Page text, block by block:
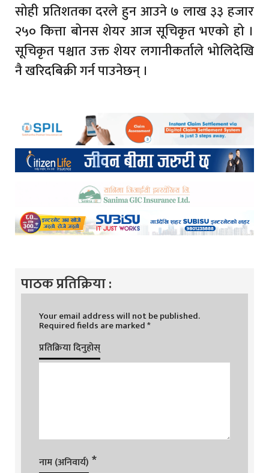
सोही प्रतिशतका दरले हुन आउने ७ लाख ३३ हजार
२५० कित्ता बोनस शेयर आज सूचिकृत भएको हो ।
सूचिकृत पश्चात उक्त शेयर लगानीकर्ताले भोलिदेखि
नै खरिदबिक्री गर्न पाउनेछन् ।
पाठक प्रतिक्रिया :
Your email address will not be published.
Required fields are marked*
प्रतिक्रिया दिनुहोस्
नाम (अनिवार्य) *